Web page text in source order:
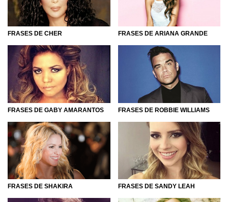
FRASES DE CHER FRASES DE ARIANA GRANDE
FRASES DE GABY AMARANTOS FRASES DE ROBBIE WILLIAMS
FRASES DE SHAKIRA FRASES DE SANDY LEAH